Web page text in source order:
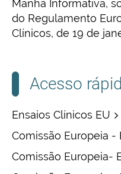
Manhã Informativa,
do Regulamento
Clínicos, de 19 de
Acesso
Ensaios Clínicos EU
Comissão Europeia -
Comissão Europeia-